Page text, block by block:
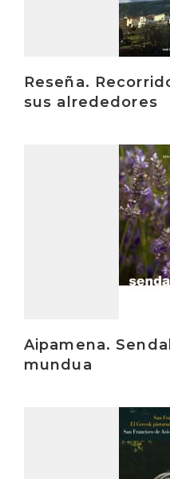
Reseña.
sus alrededores
Aipamena.
mundua